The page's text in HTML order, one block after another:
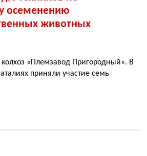
осеменению
животных
«Племзавод Пригородный». В
приняли участие семь